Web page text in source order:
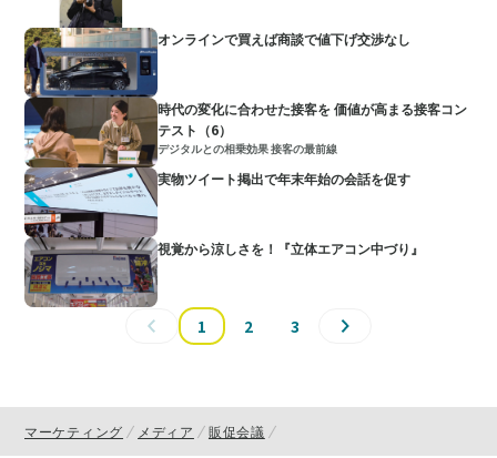
オンラインで買えば商談で値下げ交渉なし
時代の変化に合わせた接客を 価値が高まる接客コン
テスト（6）
デジタルとの相乗効果 接客の最前線
実物ツイート掲出で年末年始の会話を促す
視覚から涼しさを！『立体エアコン中づり』
1 2 3
マーケティング メディア 販促会議